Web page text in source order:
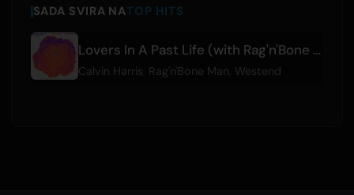
SADA SVIRA NATOP HITS
Lovers In A Past Life (with Rag'n'Bone Man) - Westend Remix
Calvin Harris Rag'n'Bone Man Westend